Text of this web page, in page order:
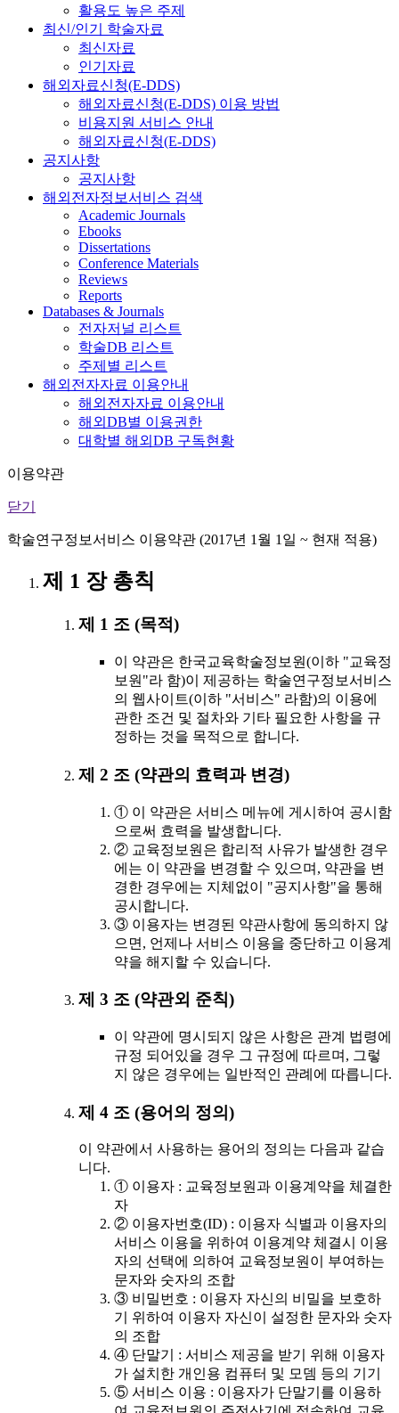
활용도 높은 주제
최신/인기 학술자료
최신자료
인기자료
해외자료신청(E-DDS)
해외자료신청(E-DDS) 이용 방법
비용지원 서비스 안내
해외자료신청(E-DDS)
공지사항
공지사항
해외전자정보서비스 검색
Academic Journals
Ebooks
Dissertations
Conference Materials
Reviews
Reports
Databases & Journals
전자저널 리스트
학술DB 리스트
주제별 리스트
해외전자자료 이용안내
해외전자자료 이용안내
해외DB별 이용권한
대학별 해외DB 구독현황
이용약관
닫기
학술연구정보서비스 이용약관 (2017년 1월 1일 ~ 현재 적용)
제 1 장 총칙
제 1 조 (목적)
이 약관은 한국교육학술정보원(이하 "교육정
보원"라 함)이 제공하는 학술연구정보서비스
의 웹사이트(이하 "서비스" 라함)의 이용에
관한 조건 및 절차와 기타 필요한 사항을 규
정하는 것을 목적으로 합니다.
제 2 조 (약관의 효력과 변경)
① 이 약관은 서비스 메뉴에 게시하여 공시함
으로써 효력을 발생합니다.
② 교육정보원은 합리적 사유가 발생한 경우
에는 이 약관을 변경할 수 있으며, 약관을 변
경한 경우에는 지체없이 "공지사항"을 통해
공시합니다.
③ 이용자는 변경된 약관사항에 동의하지 않
으면, 언제나 서비스 이용을 중단하고 이용계
약을 해지할 수 있습니다.
제 3 조 (약관외 준칙)
이 약관에 명시되지 않은 사항은 관계 법령에
규정 되어있을 경우 그 규정에 따르며, 그렇
지 않은 경우에는 일반적인 관례에 따릅니다.
제 4 조 (용어의 정의)
이 약관에서 사용하는 용어의 정의는 다음과 같습
니다.
① 이용자 : 교육정보원과 이용계약을 체결한
자
② 이용자번호(ID) : 이용자 식별과 이용자의
서비스 이용을 위하여 이용계약 체결시 이용
자의 선택에 의하여 교육정보원이 부여하는
문자와 숫자의 조합
③ 비밀번호 : 이용자 자신의 비밀을 보호하
기 위하여 이용자 자신이 설정한 문자와 숫자
의 조합
④ 단말기 : 서비스 제공을 받기 위해 이용자
가 설치한 개인용 컴퓨터 및 모뎀 등의 기기
⑤ 서비스 이용 : 이용자가 단말기를 이용하